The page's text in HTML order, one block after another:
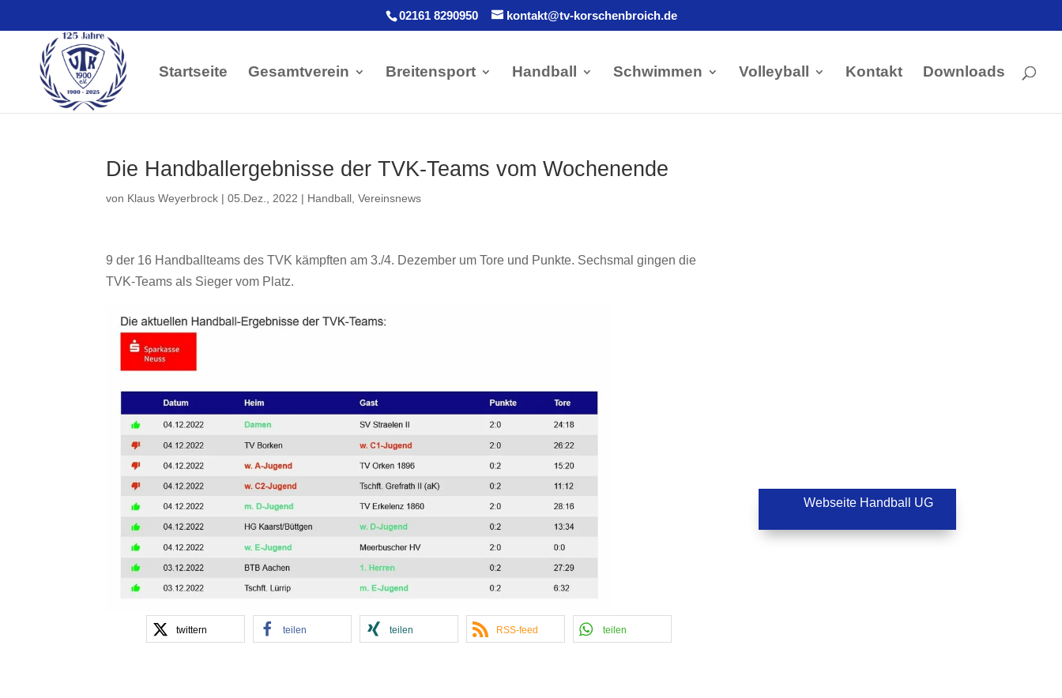
02161 8290950 kontakt@tv-korschenbroich.de
Startseite Gesamtverein Breitensport Handball Schwimmen Volleyball Kontakt Downloads
Die Handballergebnisse der TVK-Teams vom Wochenende
von Klaus Weyerbrock |05.Dez., 2022 | Handball ,Vereinsnews
9 der 16 Handballteams des TVK kämpften am 3./4. Dezember um Tore und Punkte. Sechsmal gingen die
TVK-Teams als Sieger vom Platz.
twittern teilen teilen RSS-feed teilen
Webseite Handball UG